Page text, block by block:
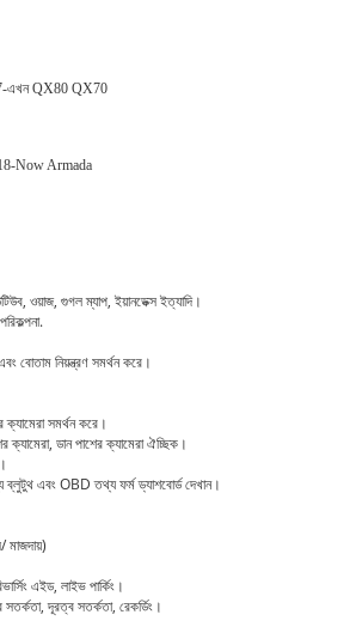
এখন QX80 QX70
Now Armada
ওয়াজ, গুগল ম্যাপ, ইয়ানডেক্স ইত্যাদি।
এবং বোতাম নিয়ন্ত্রণ সমর্থন করে।
ক্যামেরা সমর্থন করে।
ক্যামেরা, ডান পাশের ক্যামেরা ঐচ্ছিক।
এবং OBD তথ্য ফর্ম ড্যাশবোর্ড দেখান।
মাজদায়)
এইড, লাইভ পার্কিং।
দূরত্ব সতর্কতা, রেকর্ডিং।